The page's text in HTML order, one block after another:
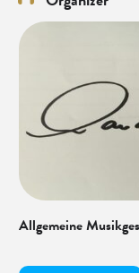
Allgemeine